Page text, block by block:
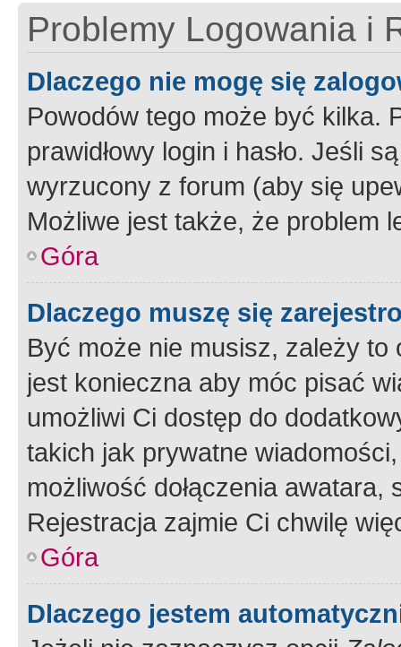
Problemy Logowania i
Dlaczego nie mogę się
Powodów tego może być kilka.
prawidłowy login i hasło. Jeśli
wyrzucony z forum (aby się
Możliwe jest także, że problem
Góra
Dlaczego muszę się
Być może nie musisz, zależy
jest konieczna aby móc pisać
umożliwi Ci dostęp do
takich jak prywatne
możliwość dołączenia
Rejestracja zajmie Ci chwilę
Góra
Dlaczego jestem